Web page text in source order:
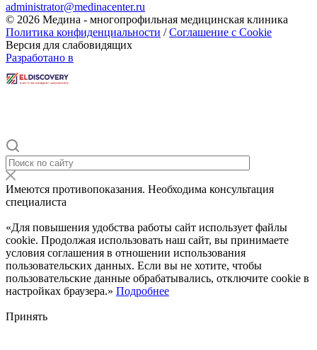
administrator@medinacenter.ru
© 2026 Медина - многопрофильная медицинская клиника
Политика конфиденциальности /Соглашение с Cookie
Версия для слабовидящих
Разработано в
Имеются противопоказания. Необходима консультация
специалиста
«Для повышения удобства работы сайт использует файлы
cookie. Продолжая использовать наш сайт, вы принимаете
условия соглашения в отношении использования
пользовательских данных. Если вы не хотите, чтобы
пользовательские данные обрабатывались, отключите cookie в
настройках браузера.» Подробнее
Принять